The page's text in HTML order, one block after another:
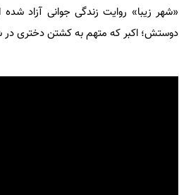
«شهر زیبا» روایت زندگی جوانی آزاد
دوستش؛ اکبر که متهم به کشتن دختری در